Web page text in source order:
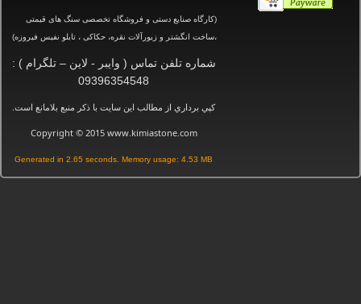
(کارگاه صنایع دستی و فروشگاه تخصصی سنگ های قیمتی
،ساخت انگشتر و زیورآلات نقره، حکاکی ، تابلو نفیس فیروزه)
شماره تلفن تماس ( وایبر - لاین – تلگرام ) :
09396354548
كپي برداري از مطالب اين سايت با ذكر منبع بلامانع است.
Copyright © 2015 www.kimiastone.com
Generated in 2.65 seconds. Memory usage: 4.53 MB